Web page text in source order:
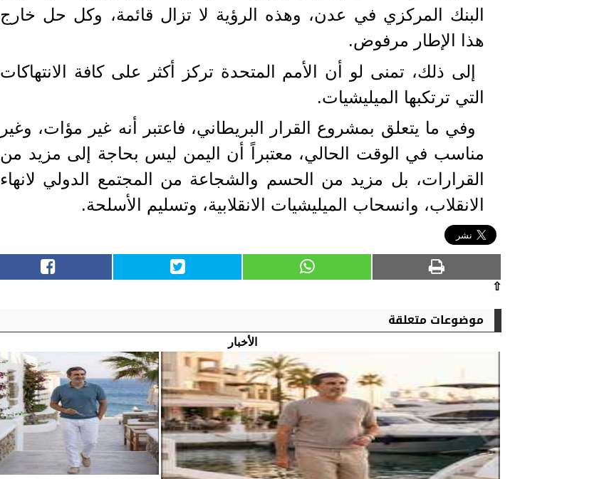
البنك المركزي في عدن، وهذه الرؤية لا تزال قائمة، وكل حل خارج
هذا الإطار مرفوض.
إلى ذلك، تمنى لو أن الأمم المتحدة تركز أكثر على كافة الانتهاكات
التي ترتكبها الميليشيات.
وفي ما يتعلق بمشروع القرار البريطاني، فاعتبر أنه غير مؤات، وغير
مناسب في الوقت الحالي، معتبراً أن اليمن ليس بحاجة إلى مزيد من
القرارات، بل مزيد من الحسم والشجاعة من المجتمع الدولي لانهاء
الانقلاب، وانسحاب الميليشيات الانقلابية، وتسليم الأسلحة.
⇧
موضوعات متعلقة
الأخبار